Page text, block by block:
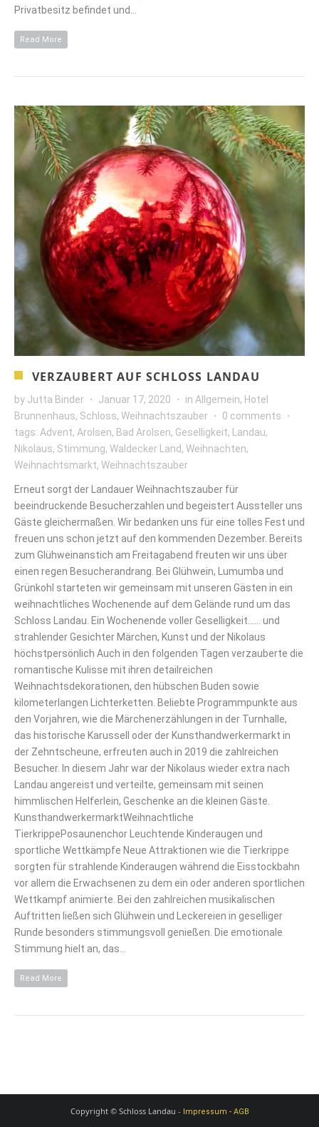
Privatbesitz befindet und…
Read More
VERZAUBERT AUF SCHLOSS LANDAU
by Jutta Binder Januar 17, 2020 in Allgemein, Hotel
Brunnenhaus, Schloss, Weihnachtszauber
0 comments
tags: Advent, Arolsen, Bad Arolsen, Geselligkeit, Landau,
Nikolaus, Stimmung, Waldecker Land, Weihnachten,
Weihnachtsmarkt, Weihnachtszauber
Erneut sorgt der Landauer Weihnachtszauber für
beeindruckende Besucherzahlen und begeistert Aussteller uns
Gäste gleichermaßen. Wir bedanken uns für eine tolles Fest und
freuen uns schon jetzt auf den kommenden Dezember. Bereits
zum Glühweinanstich am Freitagabend freuten wir uns über
einen regen Besucherandrang. Bei Glühwein, Lumumba und
Grünkohl starteten wir gemeinsam mit unseren Gästen in ein
weihnachtliches Wochenende auf dem Gelände rund um das
Schloss Landau. Ein Wochenende voller Geselligkeit…… und
strahlender Gesichter Märchen, Kunst und der Nikolaus
höchstpersönlich Auch in den folgenden Tagen verzauberte die
romantische Kulisse mit ihren detailreichen
Weihnachtsdekorationen, den hübschen Buden sowie
kilometerlangen Lichterketten. Beliebte Programmpunkte aus
den Vorjahren, wie die Märchenerzählungen in der Turnhalle,
das historische Karussell oder der Kunsthandwerkermarkt in
der Zehntscheune, erfreuten auch in 2019 die zahlreichen
Besucher. In diesem Jahr war der Nikolaus wieder extra nach
Landau angereist und verteilte, gemeinsam mit seinen
himmlischen Helferlein, Geschenke an die kleinen Gäste.
KunsthandwerkermarktWeihnachtliche
TierkrippePosaunenchor Leuchtende Kinderaugen und
sportliche Wettkämpfe Neue Attraktionen wie die Tierkrippe
sorgten für strahlende Kinderaugen während die Eisstockbahn
vor allem die Erwachsenen zu dem ein oder anderen sportlichen
Wettkampf animierte. Bei den zahlreichen musikalischen
Auftritten ließen sich Glühwein und Leckereien in geselliger
Runde besonders stimmungsvoll genießen. Die emotionale
Stimmung hielt an, das…
Read More
Copyright © Schloss Landau - Impressum - AGB